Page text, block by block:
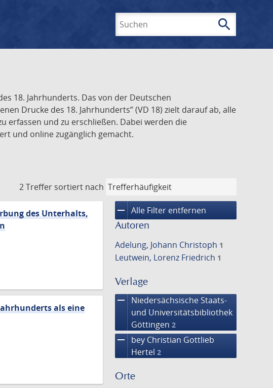
search
18. Jahrhunderts. Das von der Deutschen
Drucke des 18. Jahrhunderts” (VD 18) zielt darauf ab, alle
erfassen und zu erschließen. Dabei werden die
und online zugänglich gemacht.
2 Treffer sortiert nach
remove Alle Filter entfernen
Autoren
Adelung, Johann Christoph 1
Leutwein, Lorenz Friedrich 1
Verlage
remove
Niedersächsische Staats-
und Universitätsbibliothek
Göttingen 2
remove
bey Christian Gottlieb
Hertel 2
Orte
des Unterhalts,
als eine